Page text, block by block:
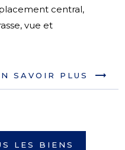
central,
vue et
SAVOIR PLUS
LES BIENS